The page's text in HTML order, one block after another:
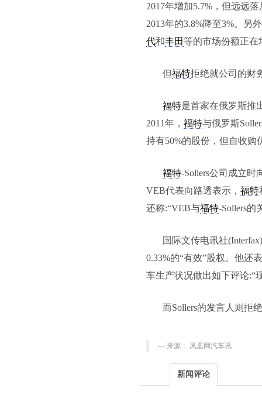
2017年增加5.7%，但远远
2013年的3.8%降至3%。另
代和丰田 等的市场份额正
但福特拒绝就公司的财
福特是首家在俄罗斯推
2011年， 福特与俄罗斯
持有50%的股份，但自收购
福特-Sollers公司成立时
VEB代表向路透表示， 福特
还称:“VEB与福特-Sollers的
国际文传电讯社
0.33%的“有效”股权。他还
车生产状况做出如下评论:“
而Sollers的发言人则拒
来源： 凤凰网汽车讯
新闻评论